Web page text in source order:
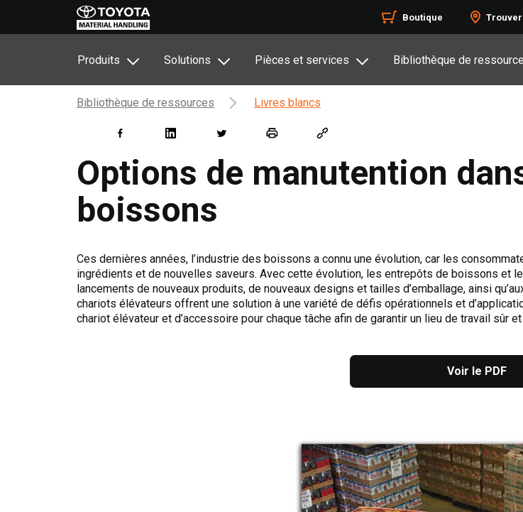
Boutique
Produits Solutions Pièces et services Bibliothèque de
Bibliothèque de ressources Livres blancs
Options de manutention
boissons
Ces dernières années, l’industrie des boissons a connu une évolution, car les
ingrédients et de nouvelles saveurs. Avec cette évolution, les entrepôts de boissons et
lancements de nouveaux produits, de nouveaux designs et tailles d’emballage, ainsi
chariots élévateurs offrent une solution à une variété de défis opérationnels et
chariot élévateur et d’accessoire pour chaque tâche afin de garantir un lieu de travail sûr
Voir le PDF